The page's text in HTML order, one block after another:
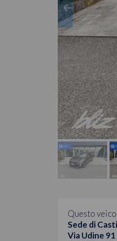
Questo
Sede di
Via Udine